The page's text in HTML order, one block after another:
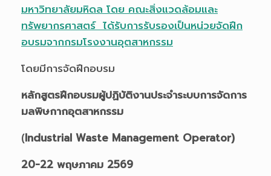
มหาวิทยาลัยมหิดล โดย คณะสิ่งแวดล้อมและ
ทรัพยากรศาสตร์ ได้รับการรับรองเป็นหน่วยจัดฝึก
อบรมจากกรมโรงงานอุตสาหกรรม
โดยมีการจัดฝึกอบรม
หลักสูตรฝึกอบรมผู้ปฏิบัติงานประจำระบบการจัดการ
มลพิษกากอุตสาหกรรม
(Industrial Waste Management Operator)
20-22 พฤษภาคม 2569